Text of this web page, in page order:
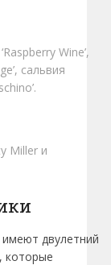
Wine’,
сальвия
Miller и
двулетний
которые